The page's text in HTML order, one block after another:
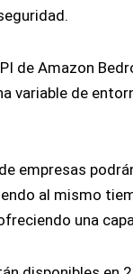
de Amazon
variable de
empresas
al mismo
una